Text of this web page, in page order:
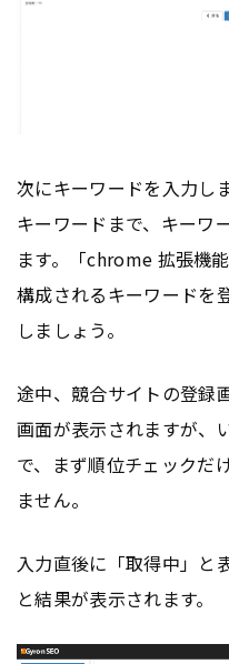
次にキーワードを入力し
キーワードまで、キーワ
ます。「chrome 拡張機
構成されるキーワードを
しましょう。
途中、競合サイトの登録
画面が表示されますが、
で、まず順位チェックだ
ません。
入力直後に「取得中」と
と結果が表示されます。